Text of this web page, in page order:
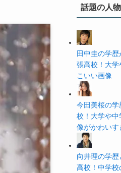
話題の人物
田中圭の学
張高校！大学
こいい画像
今田美桜の学
校！大学や
像がかわいす
向井理の学
高校！中学